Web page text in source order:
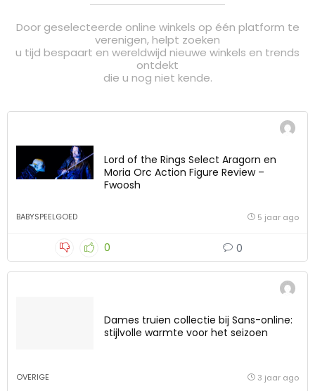
Door geselecteerde online winkels op één platform te
verenigen, helpt zoeken
u tijd bespaart en wereldwijd nieuwe winkels en trends
ontdekt
die u nog niet kende.
Lord of the Rings Select Aragorn en
Moria Orc Action Figure Review –
Fwoosh
BABYSPEELGOED 5 jaar ago
0 0
Dames truien collectie bij Sans-online:
stijlvolle warmte voor het seizoen
OVERIGE 3 jaar ago